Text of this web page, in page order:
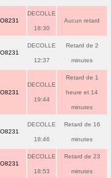
DECOLLE
18:30
Aucun retard
DECOLLE
12:37
Retard de 2
minutes
DECOLLE
19:44
Retard de 1
heure et 14
minutes
DECOLLE
18:46
Retard de 16
minutes
DECOLLE
18:53
Retard de 23
minutes